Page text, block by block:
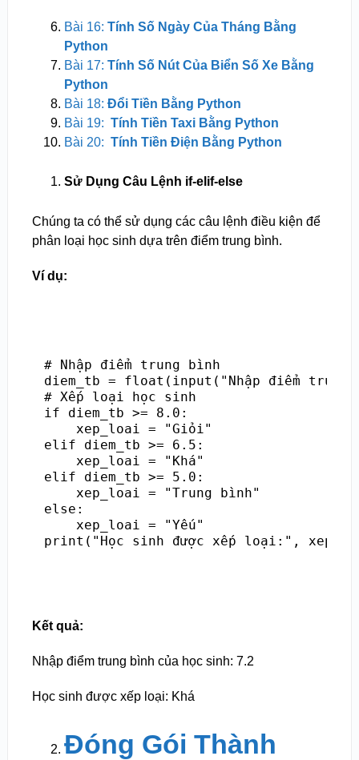
Bài 16: Tính Số Ngày Của Tháng Bằng
Python
Bài 17: Tính Số Nút Của Biển Số Xe Bằng
Python
Bài 18: Đổi Tiền Bằng Python
Bài 19: Tính Tiền Taxi Bằng Python
Bài 20: Tính Tiền Điện Bằng Python
Sử Dụng Câu Lệnh if-elif-else
Chúng ta có thể sử dụng các câu lệnh điều kiện để
phân loại học sinh dựa trên điểm trung bình.
Ví dụ:
# Nhập điểm trung bình
diem_tb = float(input("Nhập điểm
# Xếp loại học sinh
if diem_tb >= 8.0:
    xep_loai = "Giỏi"
elif diem_tb >= 6.5:
    xep_loai = "Khá"
elif diem_tb >= 5.0:
    xep_loai = "Trung bình"
else:
    xep_loai = "Yếu"
Kết quả:
Nhập điểm trung bình của học sinh: 7.2
Học sinh được xếp loại: Khá
Đóng Gói Thành